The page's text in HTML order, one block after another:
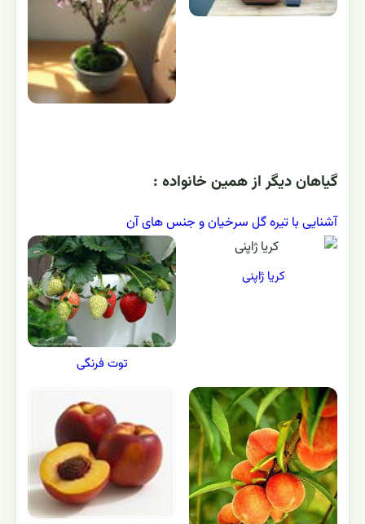
گياهان ديگر از همين خانواده :
آشنایی با تیره گل سرخیان و جنس های آن
کریا ژاپنی
توت فرنگی